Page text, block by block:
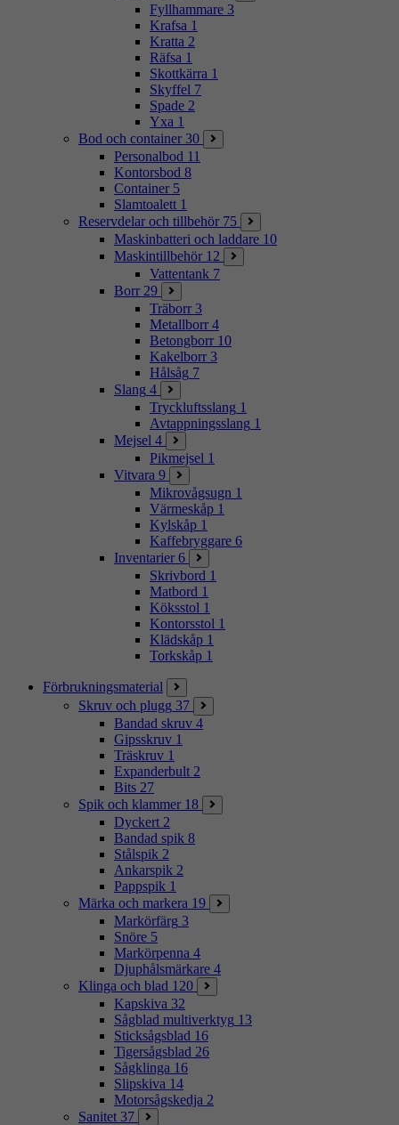
Fyllhammare 3
Krafsa 1
Kratta 2
Räfsa 1
Skottkärra 1
Skyffel 7
Spade 2
Yxa 1
Bod och container 30
Personalbod 11
Kontorsbod 8
Container 5
Slamtoalett 1
Reservdelar och tillbehör 75
Maskinbatteri och laddare 10
Maskintillbehör 12
Vattentank 7
Borr 29
Träborr 3
Metallborr 4
Betongborr 10
Kakelborr 3
Hålsåg 7
Slang 4
Tryckluftsslang 1
Avtappningsslang 1
Mejsel 4
Pikmejsel 1
Vitvara 9
Mikrovågsugn 1
Värmeskåp 1
Kylskåp 1
Kaffebryggare 6
Inventarier 6
Skrivbord 1
Matbord 1
Köksstol 1
Kontorsstol 1
Klädskåp 1
Torkskåp 1
Förbrukningsmaterial
Skruv och plugg 37
Bandad skruv 4
Gipsskruv 1
Träskruv 1
Expanderbult 2
Bits 27
Spik och klammer 18
Dyckert 2
Bandad spik 8
Stålspik 2
Ankarspik 2
Pappspik 1
Märka och markera 19
Markörfärg 3
Snöre 5
Markörpenna 4
Djuphålsmärkare 4
Klinga och blad 120
Kapskiva 32
Sågblad multiverktyg 13
Sticksågsblad 16
Tigersågsblad 26
Sågklinga 16
Slipskiva 14
Motorsågskedja 2
Sanitet 37